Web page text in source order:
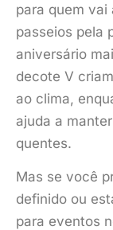
para quem vai
passeios pela
aniversário
decote V
ao clima,
ajuda a
quentes.
Mas se você
definido ou
para eventos